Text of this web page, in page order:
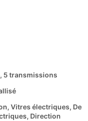
5 transmissions
Vitres électriques, De
Direction